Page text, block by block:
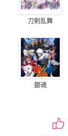
刀剣乱舞
銀魂